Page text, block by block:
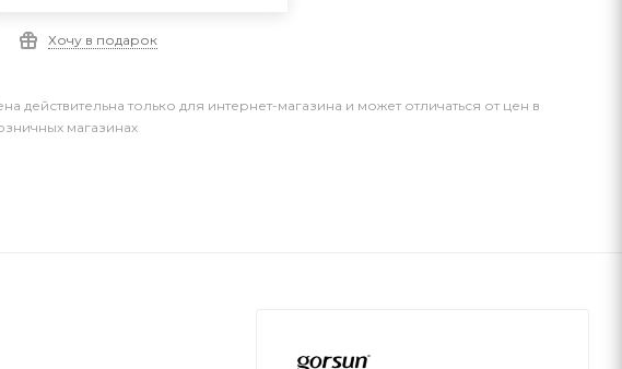
Хочу в подарок
действительна только для интернет-магазина и может отличаться от цен в
магазинах